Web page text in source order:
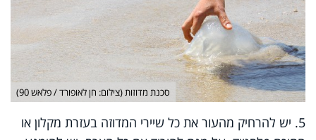
סכנת מדוזות (צילום: חן לאופורד / פלאש 90)
5. יש להרחיק מהעור את כל שיירי המדוזה בעזרת מקלון או